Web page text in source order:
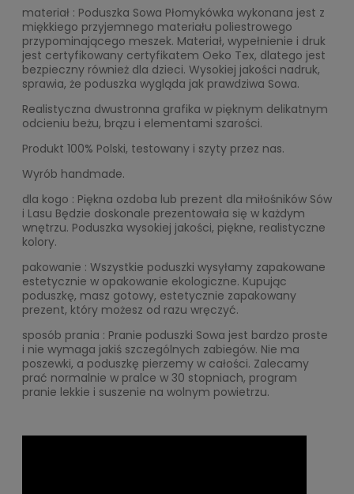
materiał : Poduszka Sowa Płomykówka wykonana jest z
miękkiego przyjemnego materiału poliestrowego
przypominającego meszek. Materiał, wypełnienie i druk
jest certyfikowany certyfikatem Oeko Tex, dlatego jest
bezpieczny również dla dzieci. Wysokiej jakości nadruk,
sprawia, że poduszka wygląda jak prawdziwa Sowa.
Realistyczna dwustronna grafika w pięknym delikatnym
odcieniu beżu, brązu i elementami szarości.
Produkt 100% Polski, testowany i szyty przez nas.
Wyrób handmade.
dla kogo : Piękna ozdoba lub prezent dla miłośników Sów
i Lasu Będzie doskonale prezentowała się w każdym
wnętrzu. Poduszka wysokiej jakości, piękne, realistyczne
kolory.
pakowanie : Wszystkie poduszki wysyłamy zapakowane
estetycznie w opakowanie ekologiczne. Kupując
poduszkę, masz gotowy, estetycznie zapakowany
prezent, który możesz od razu wręczyć.
sposób prania : Pranie poduszki Sowa jest bardzo proste
i nie wymaga jakiś szczególnych zabiegów. Nie ma
poszewki, a poduszkę pierzemy w całości. Zalecamy
prać normalnie w pralce w 30 stopniach, program
pranie lekkie i suszenie na wolnym powietrzu.